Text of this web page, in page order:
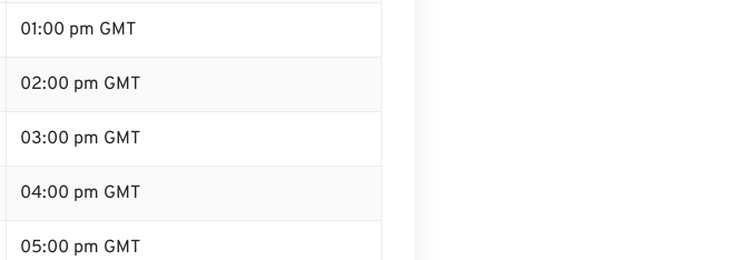
01:00 pm GMT
02:00 pm GMT
03:00 pm GMT
04:00 pm GMT
05:00 pm GMT